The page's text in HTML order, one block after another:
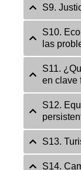
S9.
S10.
las
S11.
en clave
S12.
S13.
S14.